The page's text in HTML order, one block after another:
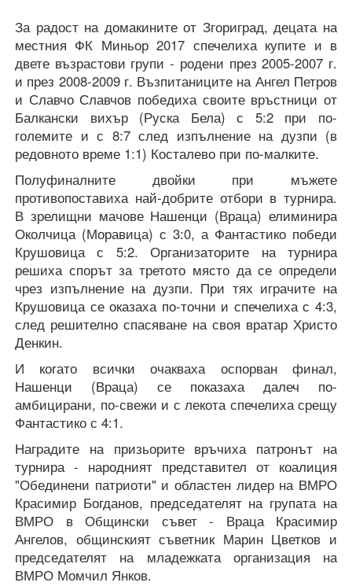
За радост на домакините от Згориград, децата на
местния ФК Миньор 2017 спечелиха купите и в
двете възрастови групи - родени през 2005-2007 г.
и през 2008-2009 г. Възпитаниците на Ангел Петров
и Славчо Славчов победиха своите връстници от
Балкански вихър (Руска Бела) с 5:2 при по-
големите и с 8:7 след изпълнение на дузпи (в
редовното време 1:1) Косталево при по-малките.
Полуфиналните двойки при мъжете
противопоставиха най-добрите отбори в турнира.
В зрелищни мачове Нашенци (Враца) елиминира
Околчица (Моравица) с 3:0, а Фантастико победи
Крушовица с 5:2. Организаторите на турнира
решиха спорът за третото място да се определи
чрез изпълнение на дузпи. При тях играчите на
Крушовица се оказаха по-точни и спечелиха с 4:3,
след решително спасяване на своя вратар Христо
Денкин.
И когато всички очакваха оспорван финал,
Нашенци (Враца) се показаха далеч по-
амбицирани, по-свежи и с лекота спечелиха срещу
Фантастико с 4:1.
Наградите на призьорите връчиха патронът на
турнира - народният представител от коалиция
"Обединени патриоти" и областен лидер на ВМРО
Красимир Богданов, председателят на групата на
ВМРО в Общински съвет - Враца Красимир
Ангелов, общинският съветник Марин Цветков и
председателят на младежката организация на
ВМРО Момчил Янков.